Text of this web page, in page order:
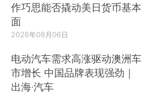
作巧思能否撬动美日货币基本
面
2026年08月06日
电动汽车需求高涨驱动澳洲车
市增长 中国品牌表现强劲｜
出海·汽车